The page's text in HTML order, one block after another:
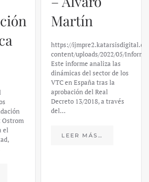
el
Martín
https://
content/uploads/2022/05/
Este informe analiza las
dinámicas del sector de los
VTC en España tras la
aprobación del Real
Decreto 13/2018, a través
del…
LEER MÁS…